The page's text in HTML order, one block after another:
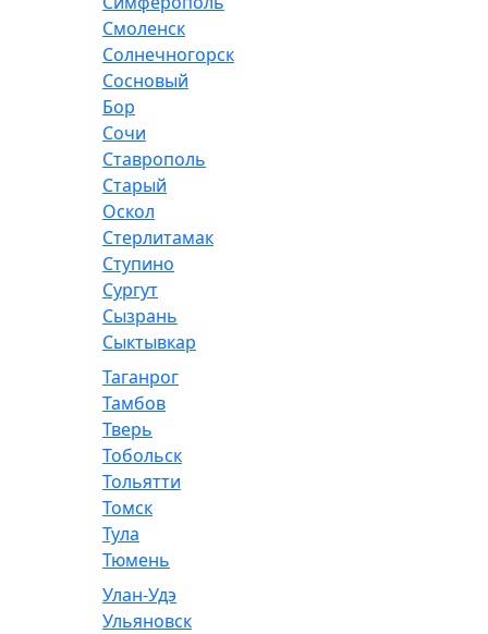
Смоленск
Солнечногорск
Сосновый
Бор
Сочи
Ставрополь
Старый
Оскол
Стерлитамак
Ступино
Сургут
Сызрань
Сыктывкар
Таганрог
Тамбов
Тверь
Тобольск
Тольятти
Томск
Тула
Тюмень
Улан-Удэ
Ульяновск